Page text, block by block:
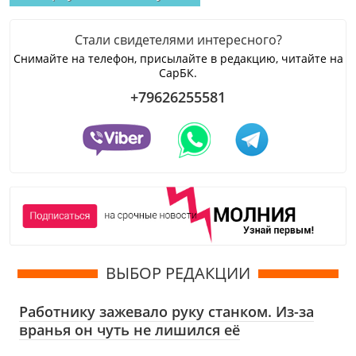
Стали свидетелями интересного?
Снимайте на телефон, присылайте в редакцию, читайте на
СарБК.
+79626255581
ВЫБОР РЕДАКЦИИ
Работнику зажевало руку станком. Из-за
вранья он чуть не лишился её